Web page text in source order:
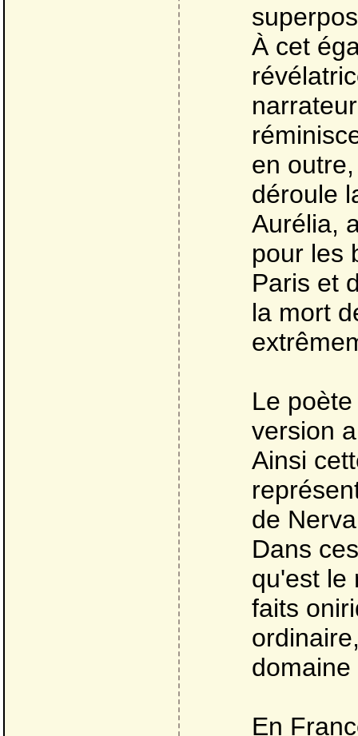
À cet
en
déroule
Aurélia,
pour les
Paris et
la mort
Le
version
Ainsi
de
Dans
qu'est le
faits
En